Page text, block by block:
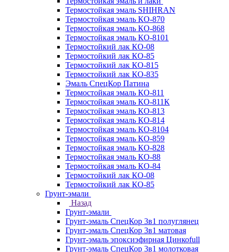
Термостойкая эмаль SHIHRAN
Термостойкая эмаль КО-870
Термостойкая эмаль КО-868
Термостойкая эмаль КО-8101
Термостойкий лак КО-08
Термостойкий лак КО-85
Термостойкий лак КО-815
Термостойкий лак КО-835
Эмаль СпецКор Патина
Термостойкая эмаль КО-811
Термостойкая эмаль КО-811К
Термостойкая эмаль КО-813
Термостойкая эмаль КО-814
Термостойкая эмаль КО-8104
Термостойкая эмаль КО-859
Термостойкая эмаль КО-828
Термостойкая эмаль КО-88
Термостойкая эмаль КО-84
Термостойкий лак КО-08
Термостойкий лак КО-85
Грунт-эмали
Назад
Грунт-эмали
Грунт-эмаль СпецКор 3в1 полуглянец
Грунт-эмаль СпецКор 3в1 матовая
Грунт-эмаль эпоксиэфирная Цинкоfull
Грунт-эмаль СпецКор 3в1 молотковая